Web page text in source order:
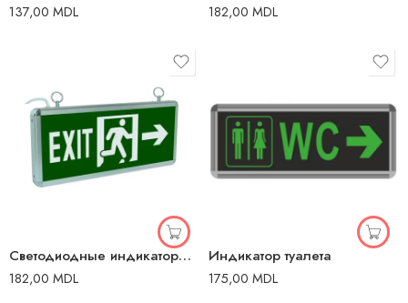
137,00 MDL 182,00 MDL
Светодиодные индикаторы Exit — левый / правый
182,00 MDL
Индикатор туалета
175,00 MDL